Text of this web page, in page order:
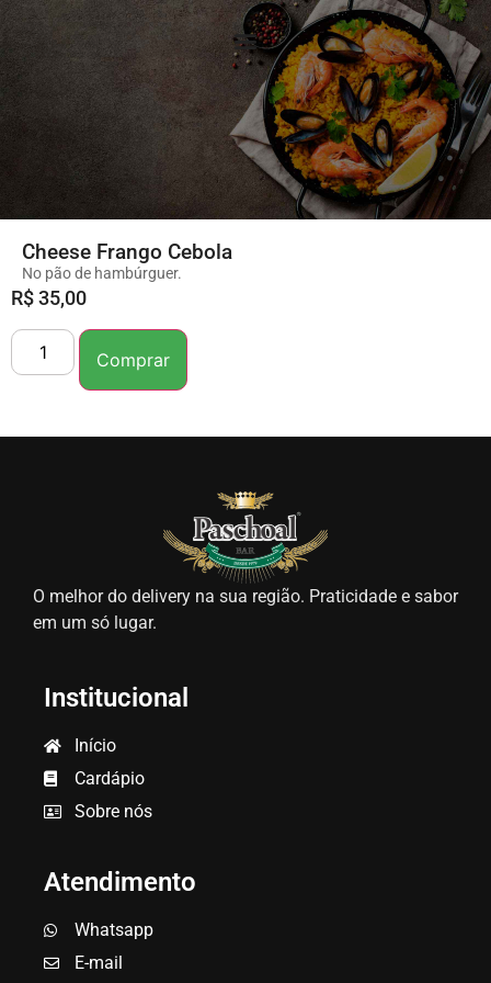
Cheese Frango Cebola
No pão de hambúrguer.
R$ 35,00
Comprar
O melhor do delivery na sua região. Praticidade e sabor
em um só lugar.
Institucional
Início
Cardápio
Sobre nós
Atendimento
Whatsapp
E-mail